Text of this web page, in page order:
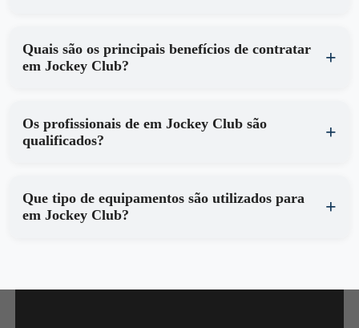
Quais são os principais benefícios de contratar
em Jockey Club?
Os profissionais de em Jockey Club são
qualificados?
Que tipo de equipamentos são utilizados para
em Jockey Club?